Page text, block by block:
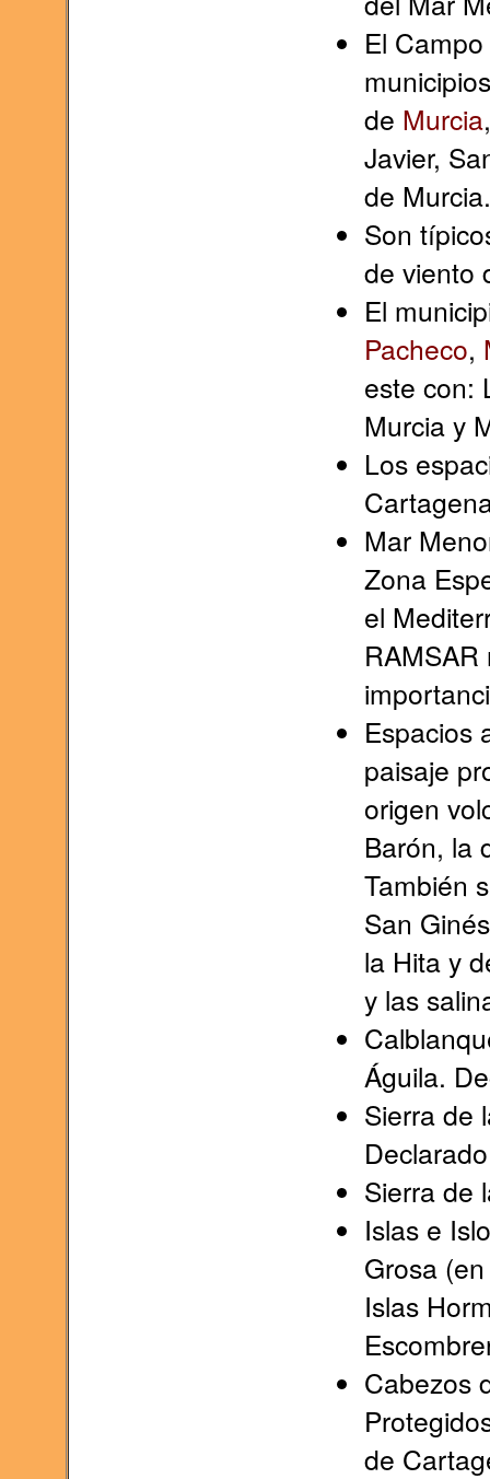
El
de Murcia
Javier,
de Murcia.
Son
de viento
El
Pacheco,
este con:
Murcia y
Los
Mar
Zona
el
Espacios
paisaje
origen
Barón, la
También
San
la Hita y
y las
Águila.
Sierra de
Sierra de
Islas e
Grosa
Islas
Cabezos
de